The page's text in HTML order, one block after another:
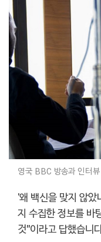
영국 BBC 방송과 인터
'왜 백신을 맞지 않
지 수집한 정보를 바
것"이라고 답했습니